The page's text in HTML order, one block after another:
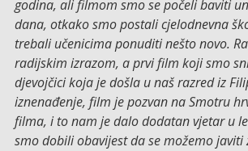
godina, ali filmom smo se počeli baviti
dana, otkako smo postali cjelodnevna
trebali učenicima ponuditi nešto novo.
radijskim izrazom, a prvi film koji smo
djevojčici koja je došla u naš razred iz
iznenađenje, film je pozvan na Smotru
filma, i to nam je dalo dodatan vjetar u
smo dobili obavijest da se možemo javiti